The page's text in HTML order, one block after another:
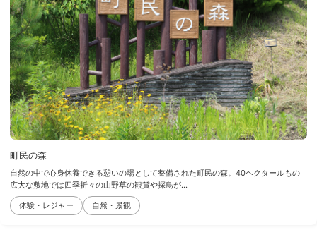
町民の森
自然の中で心身休養できる憩いの場として整備された町民の森。40ヘクタールもの
広大な敷地では四季折々の山野草の観賞や探鳥が...
体験・レジャー 自然・景観